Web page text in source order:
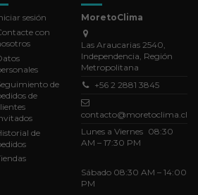
sesión
con
de
de
de
MoretoClima
Las Araucarias 2540,
Independencia, Región
Metropolitana
+56 2 2881 3845
contacto@moretoclima.cl
Lunes a Viernes 08:30
AM – 17:30 PM
Sábado 08:30 AM – 14:00
PM